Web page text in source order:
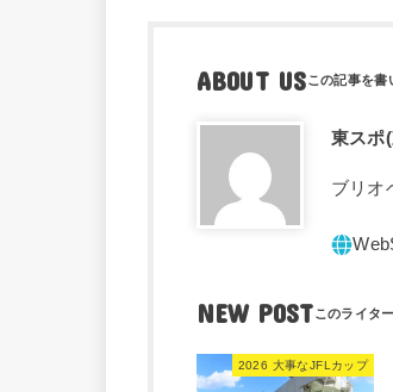
ABOUT US
東スポ
ブリオ
NEW POST
2026 大事なJFLカップ